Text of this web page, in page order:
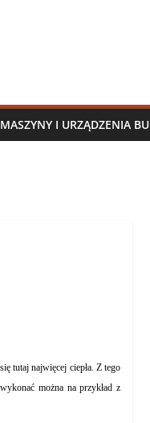
MASZYNY I URZĄDZENIA
tutaj najwięcej ciepła. Z tego
można na przykład z